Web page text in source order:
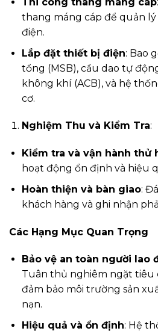
thang máng cáp để quản lý
điện.
Lắp đặt thiết bị điện: Bao
tổng (MSB), cầu dao tự
không khí (ACB), và hệ
cơ.
Nghiệm Thu và Kiểm Tra:
Kiểm tra và vận hành thử
hoạt động ổn định và hiệu
Hoàn thiện và bàn giao:
khách hàng và ghi nhận
Các Hạng Mục Quan Trọng
Bảo vệ an toàn người lao
Tuân thủ nghiêm ngặt tiêu
đảm bảo môi trường sản
nạn.
Hiệu quả và ổn định: Hệ